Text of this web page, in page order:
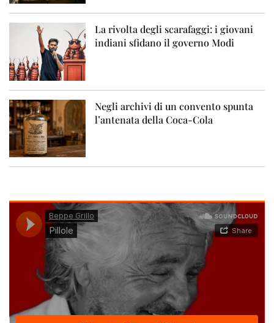
La rivolta degli scarafaggi: i giovani
indiani sfidano il governo Modi
Negli archivi di un convento spunta
l’antenata della Coca-Cola